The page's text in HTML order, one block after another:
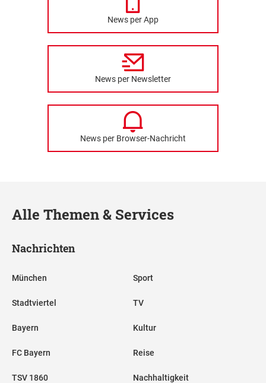
News per App
News per Newsletter
News per Browser-Nachricht
Alle Themen & Services
Nachrichten
München
Stadtviertel
Bayern
FC Bayern
TSV 1860
Sport
TV
Kultur
Reise
Nachhaltigkeit